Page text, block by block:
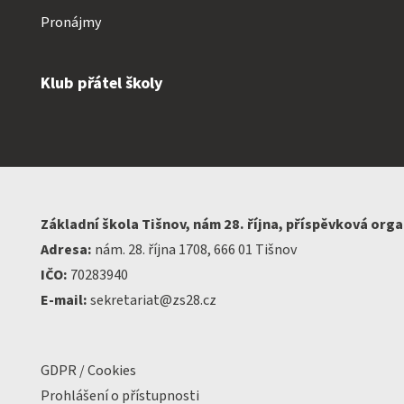
Pronájmy
Klub přátel školy
Základní škola Tišnov, nám 28. října, příspěvková
Adresa: nám. 28. října 1708, 666 01 Tišnov
IČO: 70283940
E-mail:sekretariat@zs28.cz
GDPR / Cookies
Prohlášení o přístupnosti